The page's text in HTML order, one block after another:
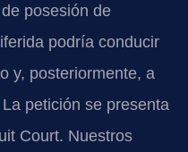
posesión de
podría conducir
y, posteriormente, a
petición se presenta
Court. Nuestros